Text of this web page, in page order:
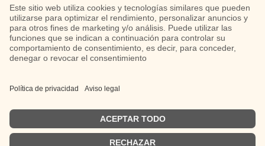
Impressum
Políticas de privacidad
Políticas de Cookies
Instagram TikTok LinkedIn Facebook YouTube